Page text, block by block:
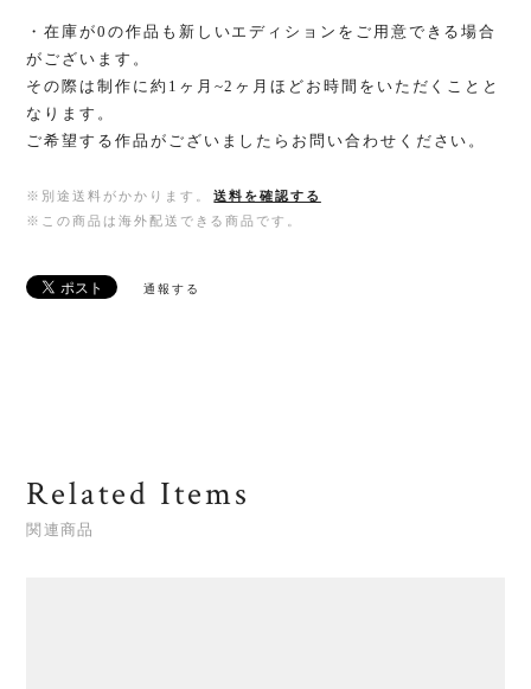
・在庫が0の作品も新しいエディションをご用意できる場合
がございます。
その際は制作に約1ヶ月~2ヶ月ほどお時間をいただくことと
なります。
ご希望する作品がございましたらお問い合わせください。
※別途送料がかかります。
送料を確認する
※この商品は海外配送できる商品です。
通報する
Related Items
関連商品